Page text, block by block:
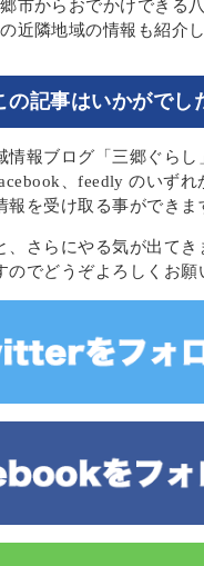
市からおでかけできる
近隣地域の情報も紹介
の記事はいかがでし
情報ブログ「三郷ぐらし
、feedly のいずれ
を受け取る事ができま
、さらにやる気が出てき
のでどうぞよろしくお願